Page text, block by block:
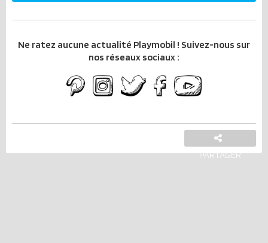
Ne ratez aucune actualité Playmobil ! Suivez-nous sur
nos réseaux sociaux :
PARTAGER